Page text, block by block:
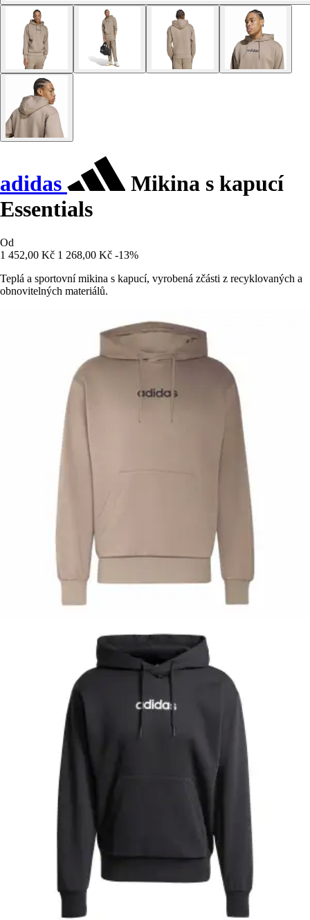
adidas
Mikina s kapucí
Essentials
Od
1 452,00 Kč 1 268,00 Kč -13%
Teplá a sportovní mikina s kapucí, vyrobená zčásti z recyklovaných a
obnovitelných materiálů.